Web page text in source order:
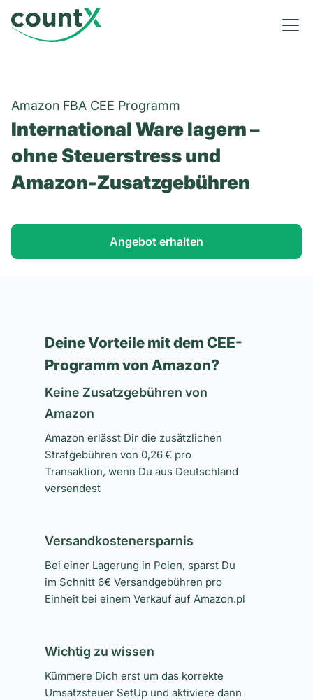
Amazon FBA CEE Programm
International Ware lagern –
ohne Steuerstress und
Amazon-Zusatzgebühren
Angebot erhalten
Deine Vorteile mit dem CEE-
Programm von Amazon?
Keine Zusatzgebühren von
Amazon
Amazon erlässt Dir die zusätzlichen
Strafgebühren von 0,26 € pro
Transaktion, wenn Du aus Deutschland
versendest
Versandkostenersparnis
Bei einer Lagerung in Polen, sparst Du
im Schnitt 6€ Versandgebühren pro
Einheit bei einem Verkauf auf Amazon.pl
Wichtig zu wissen
Kümmere Dich erst um das korrekte
Umsatzsteuer SetUp und aktiviere dann